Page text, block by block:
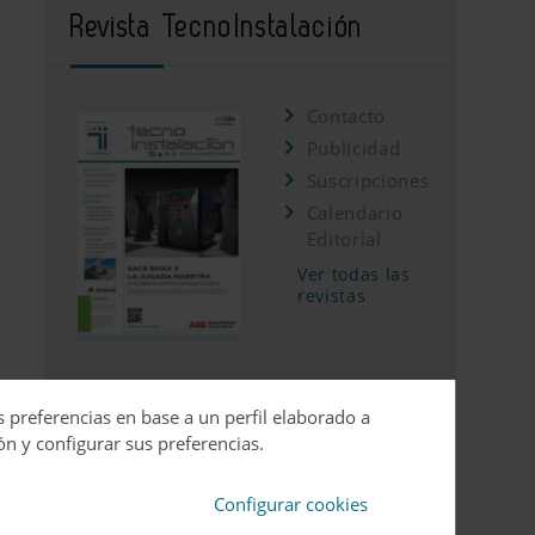
Revista TecnoInstalación
Contacto
Publicidad
Suscripciones
Calendario
Editorial
Ver todas las
revistas
en base a un perfil elaborado a
y configurar sus preferencias.
Configurar cookies